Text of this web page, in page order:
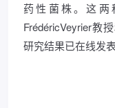
药性菌株。这
FrédéricVeyrier教
研究结果已在线发